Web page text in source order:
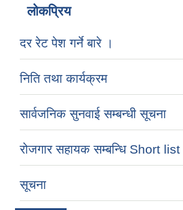
लोकप्रिय
दर रेट पेश गर्ने बारे ।
निति तथा कार्यक्रम
सार्वजनिक सुनवाई सम्बन्धी सूचना
रोजगार सहायक सम्बन्धि Short list
सूचना